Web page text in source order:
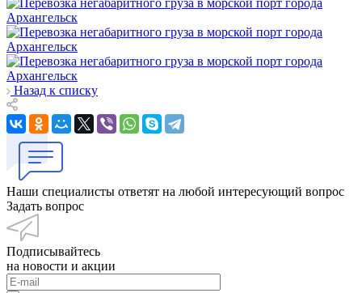
Назад к списку
Наши специалисты ответят на любой интересующий вопрос
Задать вопрос
Подписывайтесь
на новости и акции